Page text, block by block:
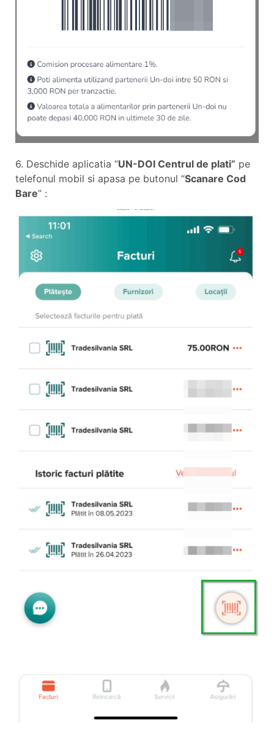
6. Deschide aplicatia “UN-DOI Centrul de plati” pe
telefonul mobil si apasa pe butonul “Scanare Cod
Bare” :